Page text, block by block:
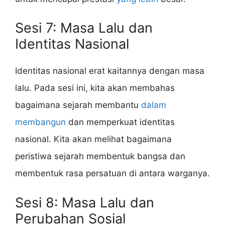
Sesi 7: Masa Lalu dan
Identitas Nasional
Identitas nasional erat kaitannya dengan masa
lalu. Pada sesi ini, kita akan membahas
bagaimana sejarah membantu dalam
membangun dan memperkuat identitas
nasional. Kita akan melihat bagaimana
peristiwa sejarah membentuk bangsa dan
membentuk rasa persatuan di antara warganya.
Sesi 8: Masa Lalu dan
Perubahan Sosial